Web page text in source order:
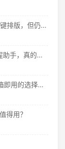
微信公众号Markdown功能实测：两种方式一键排版，但仍有这些限制
小米 MiMo Code 入门教程：普通人的 AI 编程助手，真的不用花钱
国内免费AI编程工具实测：7款无需翻墙、开箱即用的选择（附2026年7月最新额度）
得用？